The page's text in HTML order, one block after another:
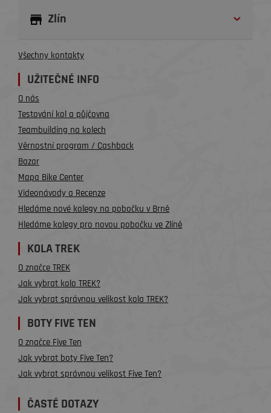
Zlín
Všechny kontakty
UŽITEČNÉ INFO
O nás
Testování kol a půjčovna
Teambuilding na kolech
Věrnostní program / Cashback
Bazar
Mapa Bike Center
Videonávody a Recenze
Hledáme nové kolegy na pobočku v Brně
Hledáme kolegy pro novou pobočku ve Zlíně
KOLA TREK
O značce TREK
Jak vybrat kolo TREK?
Jak vybrat správnou velikost kola TREK?
BOTY FIVE TEN
O značce Five Ten
Jak vybrat boty Five Ten?
Jak vybrat správnou velikost Five Ten?
ČASTÉ DOTAZY